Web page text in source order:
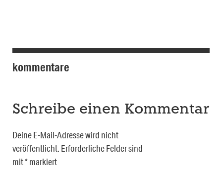
kommentare
Schreibe einen Kommentar
Deine E-Mail-Adresse wird nicht
veröffentlicht. Erforderliche Felder sind
mit*markiert